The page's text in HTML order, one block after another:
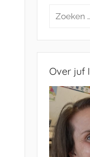
Zoeken
Over juf